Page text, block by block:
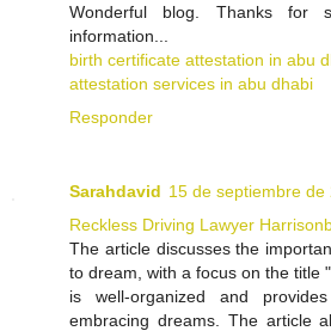
Wonderful blog. Thanks for
information...
birth certificate attestation in abu
attestation services in abu dhabi
Responder
Sarahdavid 15 de septiembre
Reckless Driving Lawyer
The article discusses the
to dream, with a focus on the title
is well-organized and
embracing dreams. The article